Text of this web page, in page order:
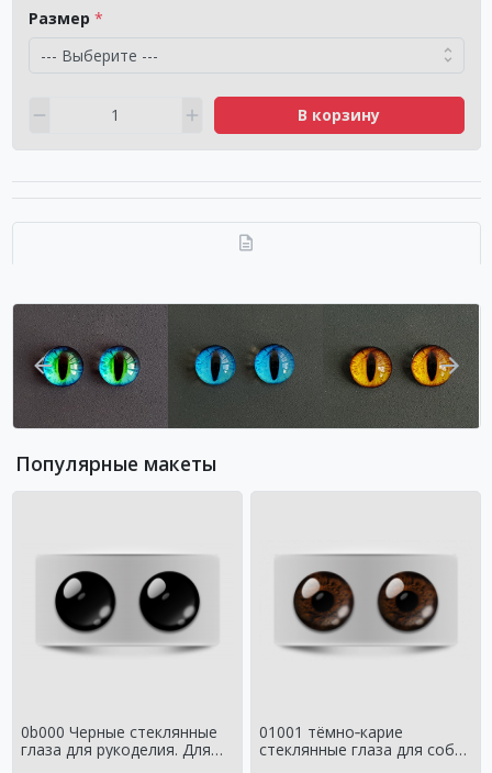
Размер
В корзину
Популярные макеты
0b000 Черные стеклянные
глаза для рукоделия. Для
01001 тёмно‑карие
стеклянные глаза для собак